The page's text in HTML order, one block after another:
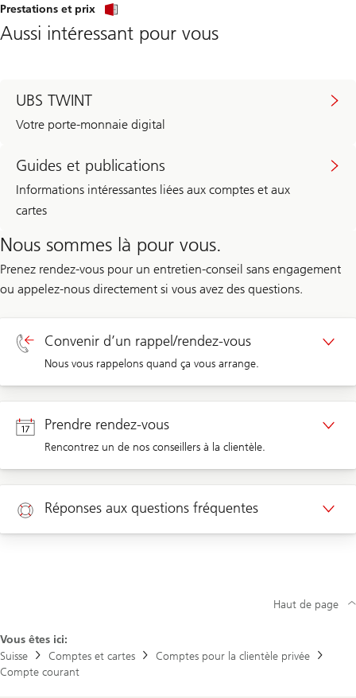
Prestations et prix
Aussi intéressant pour vous
UBS TWINT
Votre porte-monnaie digital
Guides et publications
Informations intéressantes liées aux comptes et aux
cartes
Nous sommes là pour vous.
Prenez rendez-vous pour un entretien-conseil sans engagement
ou appelez-nous directement si vous avez des questions.
Convenir d’un rappel/rendez-vous
Nous vous rappelons quand ça vous arrange.
Rappel clients privés
Rappel clients d’entreprises
Prendre rendez-vous
Rencontrez un de nos conseillers à la clientèle.
Rendez-vous clients privés
Rendez-vous clients d’entreprises
Réponses aux questions fréquentes
Vous êtes ici:
Suisse
Comptes et cartes
Comptes pour la clientèle privée
Compte courant
Haut de page